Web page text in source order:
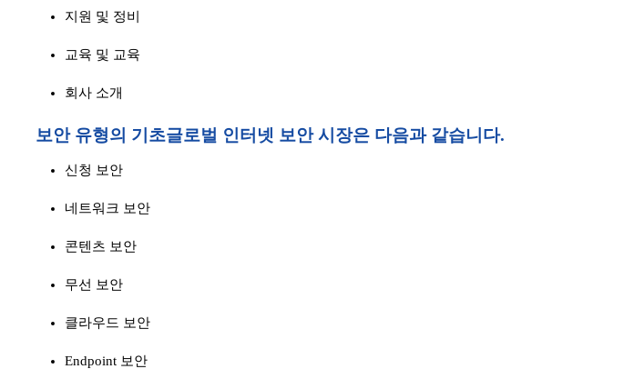
지원 및 정비
교육 및 교육
회사 소개
보안 유형의 기초글로벌 인터넷 보안 시장은 다음과 같습니다.
신청 보안
네트워크 보안
콘텐츠 보안
무선 보안
클라우드 보안
Endpoint 보안